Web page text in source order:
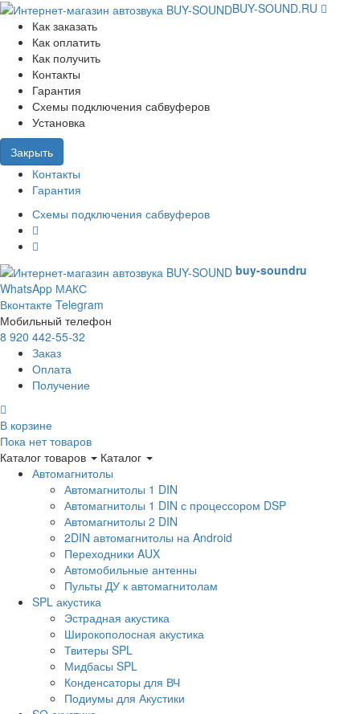
BUY-SOUND.RU
Как заказать
Как оплатить
Как получить
Контакты
Гарантия
Схемы подключения сабвуферов
Установка
Закрыть
Контакты
Гарантия
Схемы подключения сабвуферов
buy-soundru
WhatsApp МАКС
Вконтакте Telegram
Мобильный телефон
8 920 442-55-32
Заказ
Оплата
Получение
В корзине
Пока нет товаров
Каталог товаров
Каталог
Автомагнитолы
Автомагнитолы 1 DIN
Автомагнитолы 1 DIN с процессором DSP
Автомагнитолы 2 DIN
2DIN автомагнитолы на Android
Переходники AUX
Автомобильные антенны
Пульты ДУ к автомагнитолам
SPL акустика
Эстрадная акустика
Широкополосная акустика
Твитеры SPL
Мидбасы SPL
Конденсаторы для ВЧ
Подиумы для Акустики